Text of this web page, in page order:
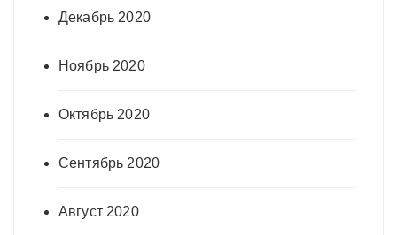
Декабрь 2020
Ноябрь 2020
Октябрь 2020
Сентябрь 2020
Август 2020